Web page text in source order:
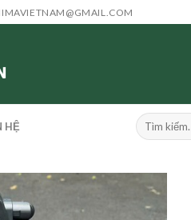
HỆ
Tìm
kiếm: